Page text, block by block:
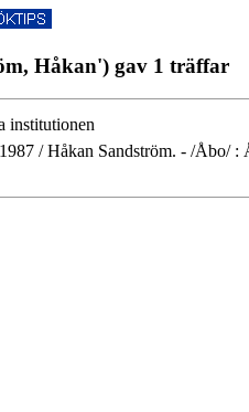
Håkan') gav 1 träffar
institutionen
/ Håkan Sandström. - /Åbo/